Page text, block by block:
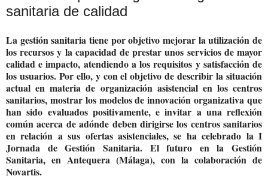
sanitaria de calidad
La gestión sanitaria tiene por objetivo mejorar la utilización de
los recursos y la capacidad de prestar unos servicios de mayor
calidad e impacto, atendiendo a los requisitos y satisfacción de
los usuarios. Por ello, y con el objetivo de describir la situación
actual en materia de organización asistencial en los centros
sanitarios, mostrar los modelos de innovación organizativa que
han sido evaluados positivamente, e invitar a una reflexión
común acerca de adónde deben dirigirse los centros sanitarios
en relación a sus ofertas asistenciales, se ha celebrado la I
Jornada de Gestión Sanitaria. El futuro en la Gestión
Sanitaria, en Antequera (Málaga), con la colaboración de
Novartis.